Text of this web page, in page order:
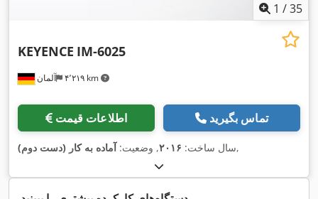
1 /35
آلمان ۴٬۲۱۹ km
KEYENCE IM-6025
اطلاعات قیمت تماس بگیرید
سال ساخت: ۲۰۱۶, وضعیت: آماده به کار (دست دوم) ,